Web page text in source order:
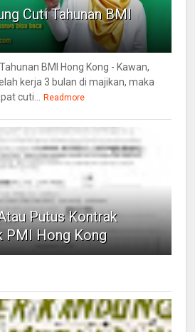
Cuti Tahunan BMI
BMI Hong Kong - Kawan,
kerja 3 bulan di majikan, maka
cuti... Readmore
Putus Kontrak
PMI Hong Kong